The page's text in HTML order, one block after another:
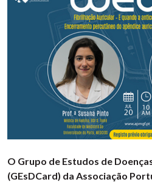
O Grupo de Estudos de
(GEsDCard) da Associação